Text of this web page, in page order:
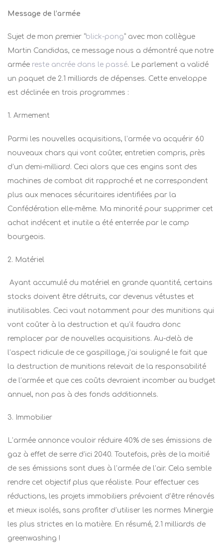
Message de l’armée
Sujet de mon premier “blick-pong” avec mon collègue
Martin Candidas, ce message nous a démontré que notre
armée reste ancrée dans le passé. Le parlement a validé
un paquet de 2.1 milliards de dépenses. Cette enveloppe
est déclinée en trois programmes :
1. Armement
Parmi les nouvelles acquisitions, l’armée va acquérir 60
nouveaux chars qui vont coûter, entretien compris, près
d’un demi-milliard. Ceci alors que ces engins sont des
machines de combat dit rapproché et ne correspondent
plus aux menaces sécuritaires identifiées par la
Confédération elle-même. Ma minorité pour supprimer cet
achat indécent et inutile a été enterrée par le camp
bourgeois.
2. Matériel
Ayant accumulé du matériel en grande quantité, certains
stocks doivent être détruits, car devenus vétustes et
inutilisables. Ceci vaut notamment pour des munitions qui
vont coûter à la destruction et qu’il faudra donc
remplacer par de nouvelles acquisitions. Au-delà de
l’aspect ridicule de ce gaspillage, j’ai souligné le fait que
la destruction de munitions relevait de la responsabilité
de l’armée et que ces coûts devraient incomber au budget
annuel, non pas à des fonds additionnels.
3. Immobilier
L’armée annonce vouloir réduire 40% de ses émissions de
gaz à effet de serre d’ici 2040. Toutefois, près de la moitié
de ses émissions sont dues à l’armée de l’air. Cela semble
rendre cet objectif plus que réaliste. Pour effectuer ces
réductions, les projets immobiliers prévoient d’être rénovés
et mieux isolés, sans profiter d’utiliser les normes Minergie
les plus strictes en la matière. En résumé, 2.1 milliards de
greenwashing !